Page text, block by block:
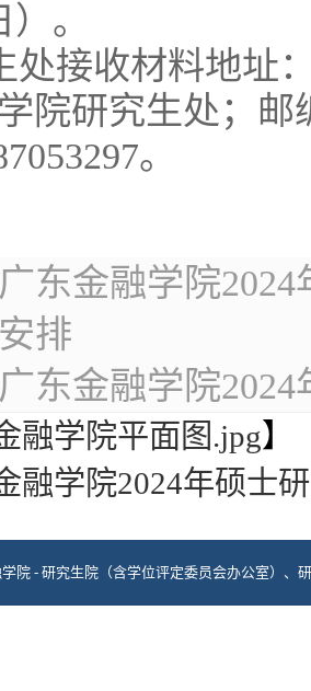
。
处接收材料地址
院研究生处；邮
。
广东金融学院
排
广东金融学院
融学院平面图.jpg】
融学院2024年硕士
院 - 研究生院（含学位评定委员会办公室）